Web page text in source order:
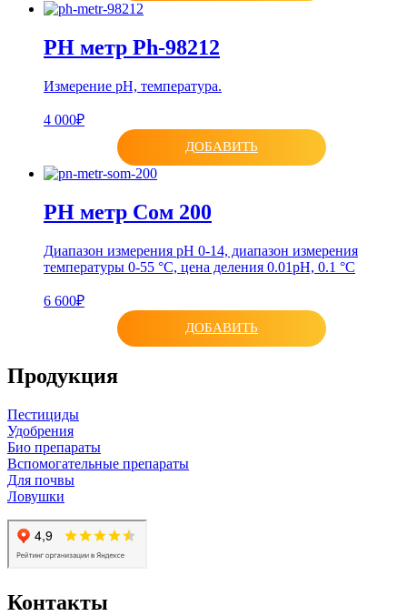
PH метр Ph-98212
Измерение рН, температура.
4 000₽
ДОБАВИТЬ
PН метр Сом 200
Диапазон измерения pH 0-14, диапазон измерения
температуры 0-55 °C, цена деления 0.01pH, 0.1 °C
6 600₽
ДОБАВИТЬ
Продукция
Пестициды
Удобрения
Био препараты
Вспомогательные препараты
Для почвы
Ловушки
Контакты